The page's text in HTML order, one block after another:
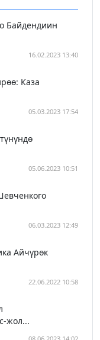
Байдендиин
16.02.2023 13:40
Каза
05.03.2023 17:54
05.06.2023 10:51
06.03.2023 12:49
Айчүрөк
22.06.2022 10:58
жол...